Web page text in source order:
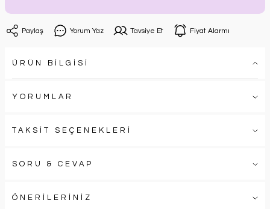
Paylaş Yorum Yaz Tavsiye Et Fiyat Alarmı
ÜRÜN BİLGİSİ
YORUMLAR
TAKSİT SEÇENEKLERİ
SORU & CEVAP
ÖNERİLERİNİZ